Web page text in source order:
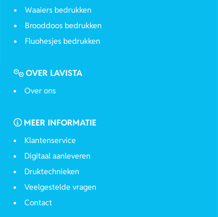
Waaiers bedrukken
Brooddoos bedrukken
Fluohesjes bedrukken
OVER LAVISTA
Over ons
MEER INFORMATIE
Klantenservice
Digitaal aanleveren
Druktechnieken
Veelgestelde vragen
Contact